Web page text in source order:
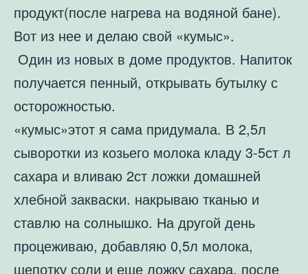
продукт(после нагрева на водяной бане).
Вот из нее и делаю свой «кумыс».
Один из новых в доме продуктов. Напиток
получается пенный, открывать бутылку с
осторожностью.
«кумыс»этот я сама придумала. В 2,5л
сыворотки из козьего молока кладу 3-5ст л
сахара и вливаю 2ст ложки домашней
хлебной закваски. накрываю тканью и
ставлю на солнышко. На другой день
процеживаю, добавляю 0,5л молока,
щепотку соли и еще ложку сахара, после